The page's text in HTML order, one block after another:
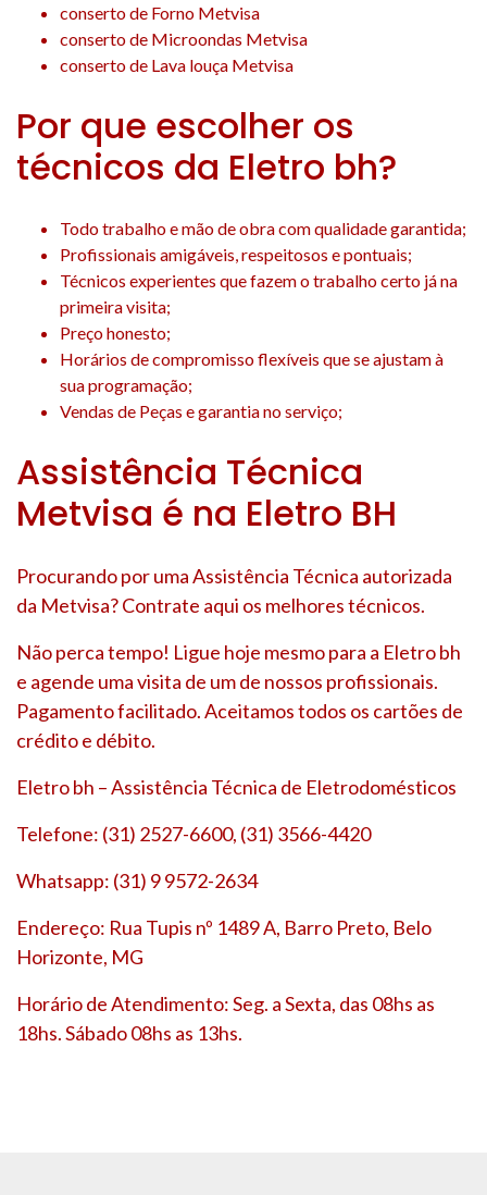
conserto de Forno Metvisa
conserto de Microondas Metvisa
conserto de Lava louça Metvisa
Por que escolher os
técnicos da Eletro bh?
Todo trabalho e mão de obra com qualidade garantida;
Profissionais amigáveis, respeitosos e pontuais;
Técnicos experientes que fazem o trabalho certo já na
primeira visita;
Preço honesto;
Horários de compromisso flexíveis que se ajustam à
sua programação;
Vendas de Peças e garantia no serviço;
Assistência Técnica
Metvisa é na Eletro BH
Procurando por uma Assistência Técnica autorizada
da Metvisa? Contrate aqui os melhores técnicos.
Não perca tempo! Ligue hoje mesmo para a Eletro bh
e agende uma visita de um de nossos profissionais.
Pagamento facilitado. Aceitamos todos os cartões de
crédito e débito.
Eletro bh – Assistência Técnica de Eletrodomésticos
Telefone: (31) 2527-6600, (31) 3566-4420
Whatsapp: (31) 9 9572-2634
Endereço: Rua Tupis nº 1489 A, Barro Preto, Belo
Horizonte, MG
Horário de Atendimento: Seg. a Sexta, das 08hs as
18hs. Sábado 08hs as 13hs.